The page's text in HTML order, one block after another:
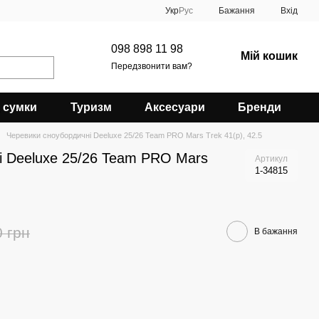
УкрРус Бажання Вхід
098 898 11 98
Передзвонити вам?
Мій кошик
сумки Туризм Аксесуари Бренди
Черевики сноубордичні Deeluxe 25/26 Team PRO Mars Trek 41(р), 42.5
Deeluxe 25/26 Team PRO Mars
Артикул
1-34815
грн В бажання